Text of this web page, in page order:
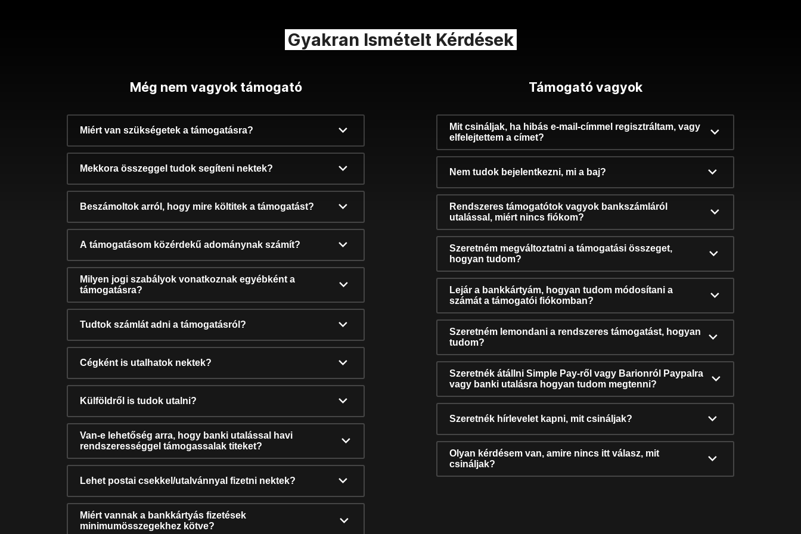
Gyakran Ismételt Kérdések
Még nem vagyok támogató
Miért van szükségetek a támogatásra?
Mekkora összeggel tudok segíteni nektek?
Beszámoltok arról, hogy mire költitek a támogatást?
A támogatásom közérdekű adománynak számít?
Milyen jogi szabályok vonatkoznak egyébként a
támogatásra?
Tudtok számlát adni a támogatásról?
Cégként is utalhatok nektek?
Külföldről is tudok utalni?
Van-e lehetőség arra, hogy banki utalással havi
rendszerességgel támogassalak titeket?
Lehet postai csekkel/utalvánnyal fizetni nektek?
Miért vannak a bankkártyás fizetések
minimumösszegekhez kötve?
Támogató vagyok
Mit csináljak, ha hibás e-mail-címmel regisztráltam, vagy
elfelejtettem a címet?
Nem tudok bejelentkezni, mi a baj?
Rendszeres támogatótok vagyok bankszámláról
utalással, miért nincs fiókom?
Szeretném megváltoztatni a támogatási összeget,
hogyan tudom?
Lejár a bankkártyám, hogyan tudom módosítani a
számát a támogatói fiókomban?
Szeretném lemondani a rendszeres támogatást, hogyan
tudom?
Szeretnék átállni Simple Pay-ről vagy Barionról Paypalra
vagy banki utalásra hogyan tudom megtenni?
Szeretnék hírlevelet kapni, mit csináljak?
Olyan kérdésem van, amire nincs itt válasz, mit
csináljak?